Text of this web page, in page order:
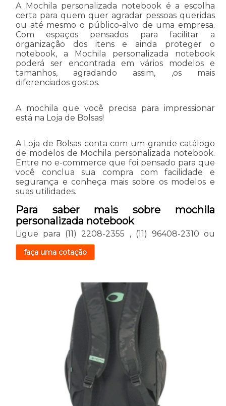
A Mochila personalizada notebook é a escolha
certa para quem quer agradar pessoas queridas
ou até mesmo o público-alvo de uma empresa.
Com espaços pensados para facilitar a
organização dos itens e ainda proteger o
notebook, a Mochila personalizada notebook
poderá ser encontrada em vários modelos e
tamanhos, agradando assim, ,os mais
diferenciados gostos.
A mochila que você precisa para impressionar
está na Loja de Bolsas!
A Loja de Bolsas conta com um grande catálogo
de modelos de Mochila personalizada notebook.
Entre no e-commerce que foi pensado para que
você conclua sua compra com facilidade e
segurança e conheça mais sobre os modelos e
suas utilidades.
Para saber mais sobre mochila
personalizada notebook
Ligue para (11) 2208-2355 , (11) 96408-2310 ou
faça uma cotação